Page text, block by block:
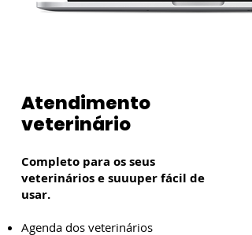
Atendimento
veterinário
Completo para os seus
veterinários e suuuper fácil de
usar.
Agenda dos veterinários